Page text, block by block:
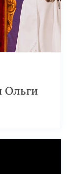
Ольги